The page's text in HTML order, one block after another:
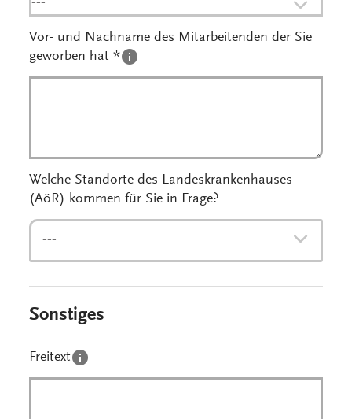
Vor- und Nachname des Mitarbeitenden der Sie
geworben hat *
Welche Standorte des Landeskrankenhauses
(AöR) kommen für Sie in Frage?
---
Sonstiges
Freitext